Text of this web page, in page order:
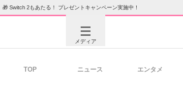
🎁 Switch 2もあたる！ プレゼントキャンペーン実施中！
メディア
TOP ニュース エンタメ